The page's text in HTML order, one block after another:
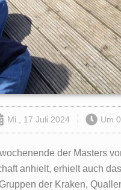
Mi., 17 Juli 2024 Um
der Masters
anhielt, erhielt auch
der Kraken,